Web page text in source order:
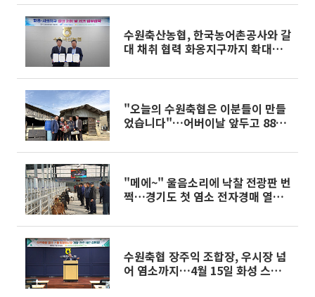
수원축산농협, 한국농어촌공사와 갈
대 채취 협력 화옹지구까지 확대…
"오늘의 수원축협은 이분들이 만들
었습니다"…어버이날 앞두고 88세
"메에~" 울음소리에 낙찰 전광판 번
쩍…경기도 첫 염소 전자경매 열렸
수원축협 장주익 조합장, 우시장 넘
어 염소까지…4월 15일 화성 스마